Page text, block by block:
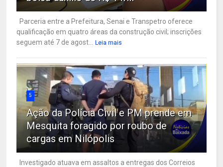
Parceria entre a Prefeitura, Senai e Transpetro oferece
qualificação em quatro áreas da construção civil; inscrições
seguem até 7 de agost...
Leia mais
5
Ação da Polícia Civil e PM prende em
Mesquita foragido por roubo de
cargas em Nilópolis
Investigado atuava em assaltos a entregas dos Correios